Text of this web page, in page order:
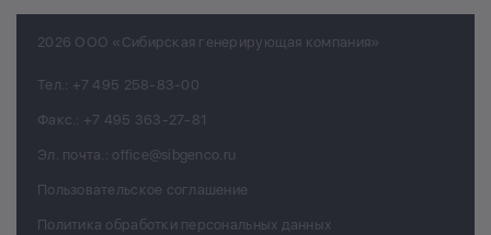
2026 ООО «Сибирская генерирующая компания»
Тел.: +7 495 258-83-00
Факс.: +7 495 363-27-81
Эл. почта.: office@sibgenco.ru
Пользовательское соглашение
Политика обработки персональных данных